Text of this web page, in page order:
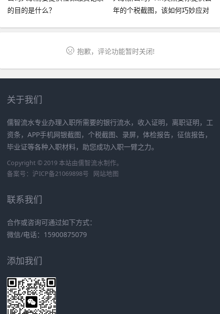
的目的是什么？
年的个税截图，该如何巧妙应对
抱歉，评论功能暂时关闭!
关于我们
儒智流水专业办理入职所需要的银行流水，收入证明，离职证明，工
资条，APP手机网银截图，个税截图、录屏，体检报告，征信报告，
毕业证等各种入职材料，助您成功入职一臂之力。
Copyright © 2019 本站由儒智流水制作。
备案号： 沪ICP备21069898号 网站地图
联系我们
合作或咨询可通过如下方式：
微信/电话：15900875079
添加我们